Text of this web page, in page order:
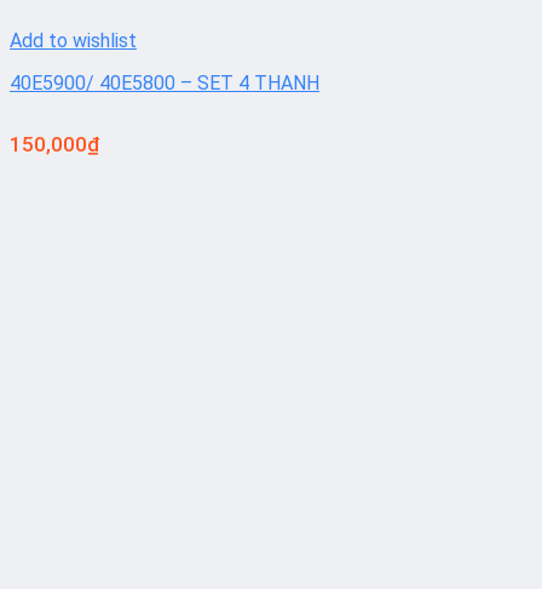
Add to wishlist
40E5900/ 40E5800 – SET 4 THANH
150,000₫